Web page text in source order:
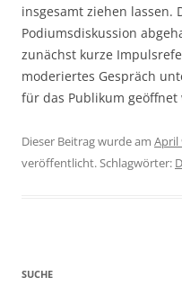
insgesamt ziehen lassen.
Podiumsdiskussion
zunächst kurze
moderiertes Gespräch
für das Publikum geöffnet
Dieser Beitrag wurde am April
veröffentlicht. Schlagwörter:
SUCHE